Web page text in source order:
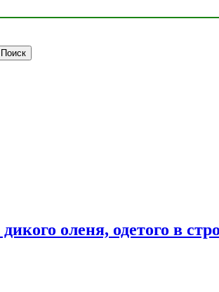
оленя, одетого в